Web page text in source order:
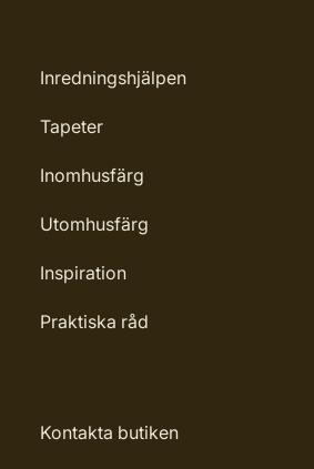
Inredningshjälpen
Tapeter
Inomhusfärg
Utomhusfärg
Inspiration
Praktiska råd
Kontakta butiken